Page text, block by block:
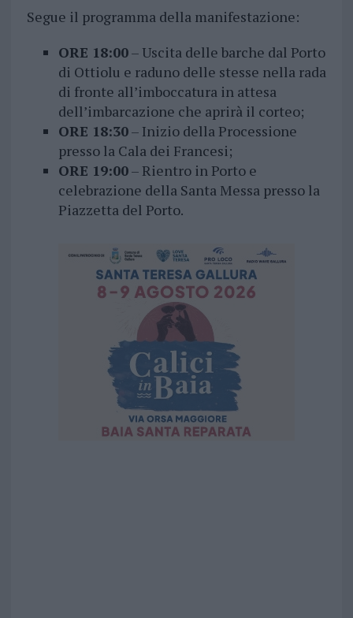
Segue il programma della manifestazione:
ORE 18:00– Uscita delle barche dal Porto
di Ottiolu e raduno delle stesse nella rada
di fronte all’imboccatura in attesa
dell’imbarcazione che aprirà il corteo;
ORE 18:30– Inizio della Processione
presso la Cala dei Francesi;
ORE 19:00– Rientro in Porto e
celebrazione della Santa Messa presso la
Piazzetta del Porto.